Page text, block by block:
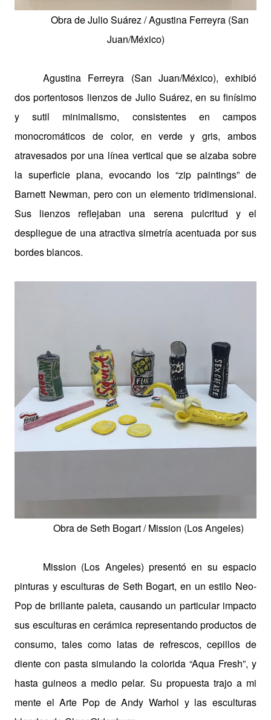
Obra de Julio Suárez /Agustina Ferreyra (San
Juan/México)
Agustina Ferreyra (San Juan/México), exhibió
dos portentosos lienzos de Julio Suárez, en su finísimo
y sutil minimalismo, consistentes en campos
monocromáticos de color, en verde y gris, ambos
atravesados por una línea vertical que se alzaba sobre
la superficie plana, evocando los “zip paintings” de
Barnett Newman, pero con un elemento tridimensional.
Sus lienzos reflejaban una serena pulcritud y el
despliegue de una atractiva simetría acentuada por sus
bordes blancos.
Obra de Seth Bogart /Mission (Los Angeles)
Mission (Los Angeles) presentó en su espacio
pinturas y esculturas de Seth Bogart, en un estilo Neo-
Pop de brillante paleta, causando un particular impacto
sus esculturas en cerámica representando productos de
consumo, tales como latas de refrescos, cepillos de
diente con pasta simulando la colorida “Aqua Fresh”, y
hasta guineos a medio pelar. Su propuesta trajo a mi
mente el Arte Pop de Andy Warhol y las esculturas